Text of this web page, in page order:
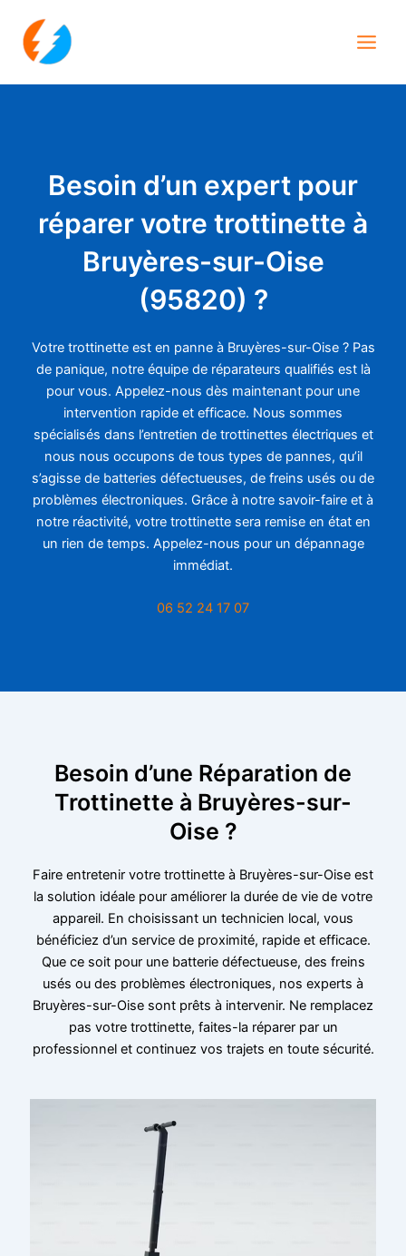
contenu
Besoin d’un expert pour
réparer votre trottinette à
Bruyères-sur-Oise
(95820) ?
Votre trottinette est en panne à Bruyères-sur-Oise ? Pas
de panique, notre équipe de réparateurs qualifiés est là
pour vous. Appelez-nous dès maintenant pour une
intervention rapide et efficace. Nous sommes
spécialisés dans l’entretien de trottinettes électriques et
nous nous occupons de tous types de pannes, qu’il
s’agisse de batteries défectueuses, de freins usés ou de
problèmes électroniques. Grâce à notre savoir-faire et à
notre réactivité, votre trottinette sera remise en état en
un rien de temps. Appelez-nous pour un dépannage
immédiat.
06 52 24 17 07
Besoin d’une Réparation de
Trottinette à Bruyères-sur-
Oise ?
Faire entretenir votre trottinette à Bruyères-sur-Oise est
la solution idéale pour améliorer la durée de vie de votre
appareil. En choisissant un technicien local, vous
bénéficiez d’un service de proximité, rapide et efficace.
Que ce soit pour une batterie défectueuse, des freins
usés ou des problèmes électroniques, nos experts à
Bruyères-sur-Oise sont prêts à intervenir. Ne remplacez
pas votre trottinette, faites-la réparer par un
professionnel et continuez vos trajets en toute sécurité.